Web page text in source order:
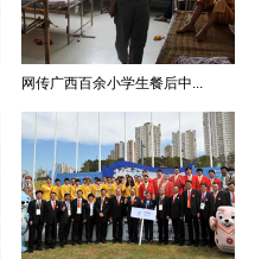
网传广西百余小学生餐后中...